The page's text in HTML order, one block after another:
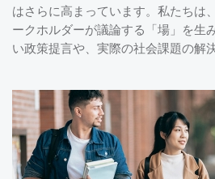
はさらに高まっています。私たちは
ークホルダーが議論する「場」を生
い政策提言や、実際の社会課題の解